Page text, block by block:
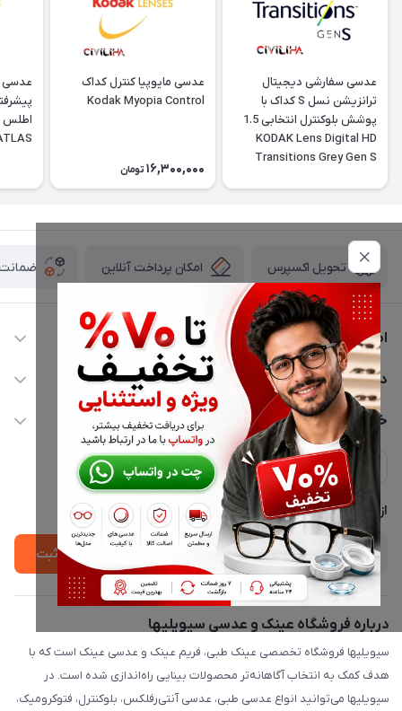
عدسی سفارشی دیجیتال
ترانزیشن نسل S کداک با
پوشش بلوکنترل انتخابی 1.5
KODAK Lens Digital HD
Transitions Grey Gen S
عدسی مایوپیا کنترل کداک
Kodak Myopia Control
16,300,000 تومان
عدسی
تحویل اکسپرس امکان پرداخت آنلاین ضمانت
اطلاعات تماس
02177116909
info@civiliha.com
ارسال فوری در تهران + ارسال به سراسر کشور
دسترسی سریع
حساب کاربری
مجله فروشگاه
لیست محصولات
درباره ما
خدمات مشتریان
حریم خصوصی
پشتیبانی واتساپ 09397003162
از جدید‌ترین تخفیف‌ها با‌ خبر شوید
ثبت
درباره فروشگاه عینک و عدسی سیویلیها
سیویلیها فروشگاه تخصصی عینک طبی، فریم عینک و عدسی عینک است که با
هدف کمک به انتخاب آگاهانه‌تر محصولات بینایی راه‌اندازی شده است. در
سیویلیها می‌توانید انواع عدسی طبی، عدسی آنتی‌رفلکس، بلوکنترل، فتوکرومیک،